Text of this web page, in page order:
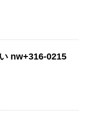
nw+316-0215